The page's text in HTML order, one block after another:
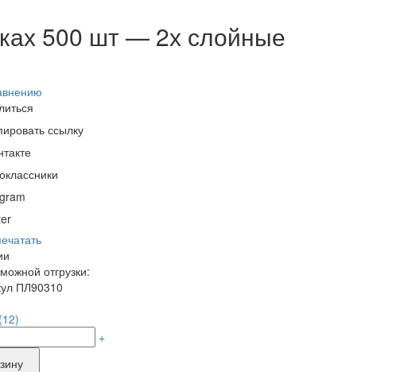
500 шт — 2х слойные
ссылку
отгрузки:
ПЛ90310
+